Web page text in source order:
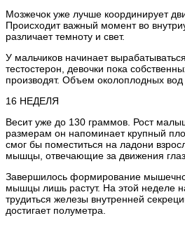
Мозжечок уже лучше координирует
Происходит важный момент во
различает темноту и свет.
У мальчиков начинает
тестостерон, девочки пока
производят. Объем околоплодных
16 НЕДЕЛЯ
Весит уже до 130 граммов. Рост
размерам он напоминает крупный
смог бы поместиться на ладони
мышцы, отвечающие за движения
Завершилось формирование
мышцы лишь растут. На этой неделе
трудиться железы внутренней
достигает полуметра.